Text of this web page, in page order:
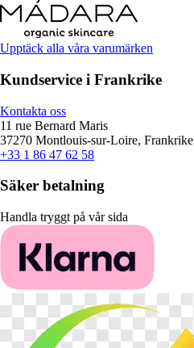
Upptäck alla våra varumärken
Kundservice i Frankrike
Kontakta oss
11 rue Bernard Maris
37270 Montlouis-sur-Loire, Frankrike
+33 1 86 47 62 58
Säker betalning
Handla tryggt på vår sida